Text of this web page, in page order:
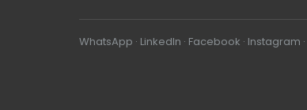
WhatsApp · LinkedIn · Facebook · Instagram ·